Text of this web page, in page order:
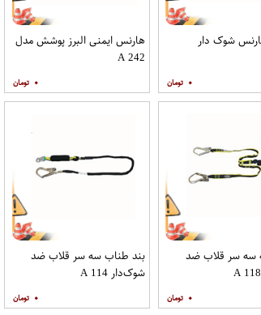
شوک دار
۰
هارنس ایمنی البرز پوشش مدل
A 242
۰
سه سر قلاب ضد
۰
بند طناب سه سر قلاب ضد
شوک‌دار A 114
۰